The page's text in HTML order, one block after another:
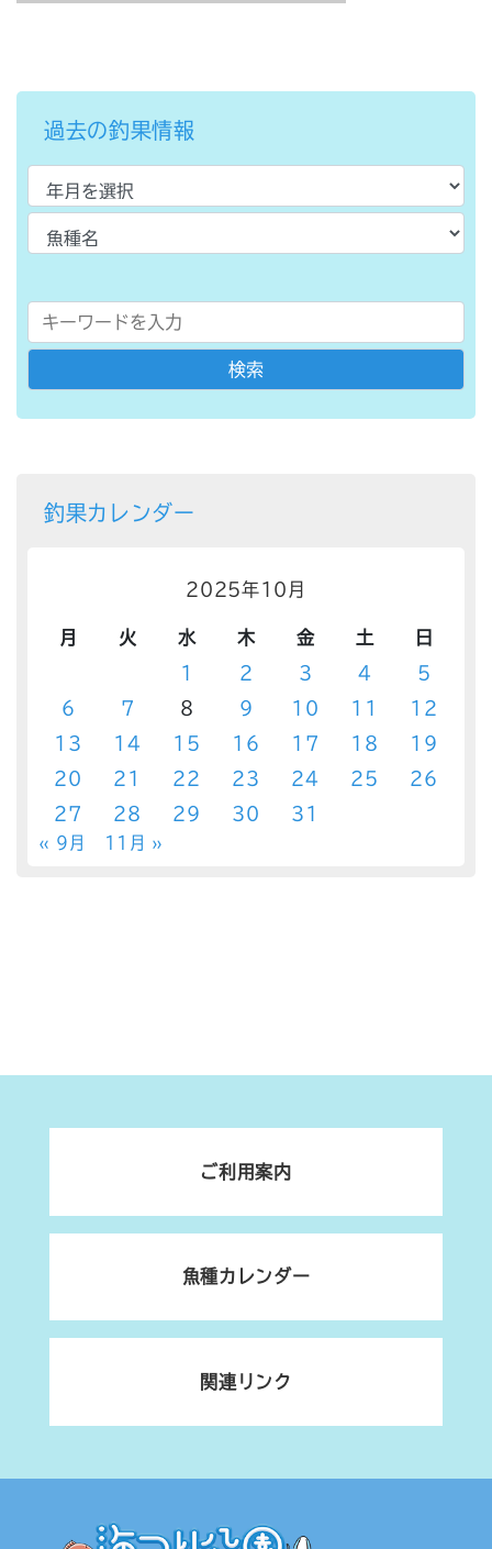
過去の釣果情報
釣果カレンダー
2025年10月
月 火 水 木 金 土
日
1
2 3 4
5
6
7 8 9 10 11
12
13
14 15 16 17 18
19
20
21 22 23 24 25
26
27
28 29 30 31
« 9月 11月 »
ご利用案内
魚種カレンダー
関連リンク